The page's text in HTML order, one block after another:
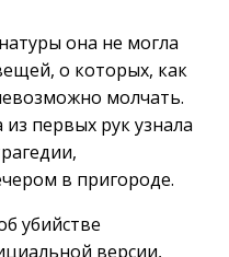
она не могла
о которых, как
молчать.
первых рук узнала
в пригороде.
убийстве
версии,